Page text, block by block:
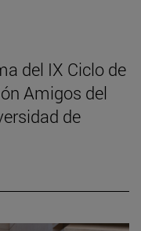
del IX Ciclo de
Amigos del
de